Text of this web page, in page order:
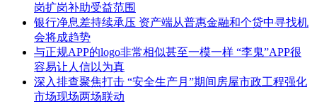
岗扩岗补助受益范围
银行净息差持续承压 资产端从普惠金融和个贷中寻找机
会将成趋势
与正规APP的logo非常相似甚至一模一样 “李鬼”APP很
容易让人信以为真
深入排查聚焦打击 “安全生产月”期间房屋市政工程强化
市场现场两场联动